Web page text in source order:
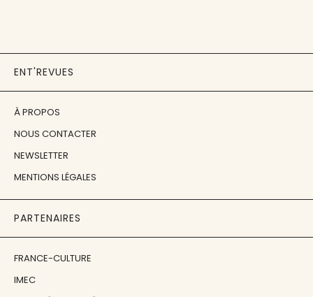
ENT'REVUES
À PROPOS
NOUS CONTACTER
NEWSLETTER
MENTIONS LÉGALES
PARTENAIRES
FRANCE-CULTURE
IMEC